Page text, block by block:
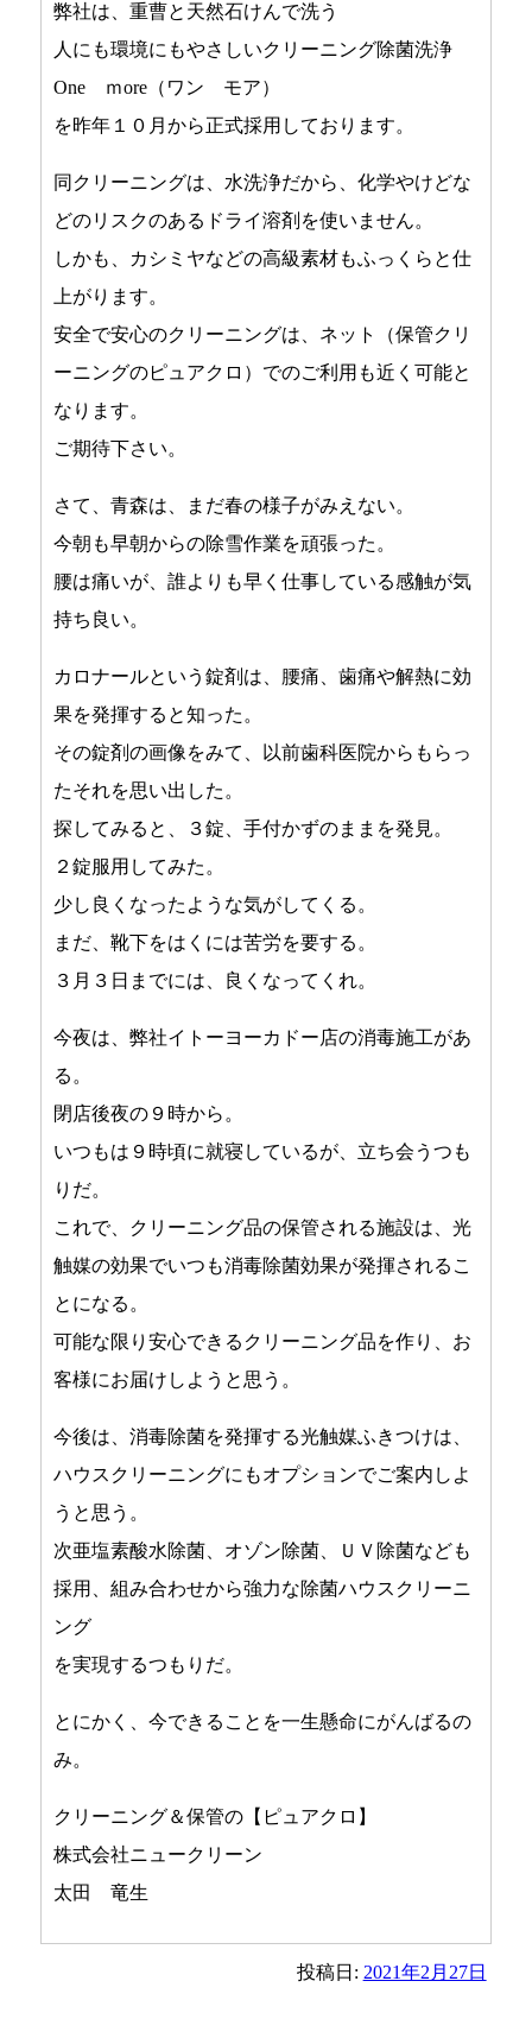
弊社は、重曹と天然石けんで洗う
人にも環境にもやさしいクリーニング除菌洗浄
One ｍore（ワン モア）
を昨年１０月から正式採用しております。
同クリーニングは、水洗浄だから、化学やけどな
どのリスクのあるドライ溶剤を使いません。
しかも、カシミヤなどの高級素材もふっくらと仕
上がります。
安全で安心のクリーニングは、ネット（保管クリ
ーニングのピュアクロ）でのご利用も近く可能と
なります。
ご期待下さい。
さて、青森は、まだ春の様子がみえない。
今朝も早朝からの除雪作業を頑張った。
腰は痛いが、誰よりも早く仕事している感触が気
持ち良い。
カロナールという錠剤は、腰痛、歯痛や解熱に効
果を発揮すると知った。
その錠剤の画像をみて、以前歯科医院からもらっ
たそれを思い出した。
探してみると、３錠、手付かずのままを発見。
２錠服用してみた。
少し良くなったような気がしてくる。
まだ、靴下をはくには苦労を要する。
３月３日までには、良くなってくれ。
今夜は、弊社イトーヨーカドー店の消毒施工があ
る。
閉店後夜の９時から。
いつもは９時頃に就寝しているが、立ち会うつも
りだ。
これで、クリーニング品の保管される施設は、光
触媒の効果でいつも消毒除菌効果が発揮されるこ
とになる。
可能な限り安心できるクリーニング品を作り、お
客様にお届けしようと思う。
今後は、消毒除菌を発揮する光触媒ふきつけは、
ハウスクリーニングにもオプションでご案内しよ
うと思う。
次亜塩素酸水除菌、オゾン除菌、ＵＶ除菌なども
採用、組み合わせから強力な除菌ハウスクリーニ
ング
を実現するつもりだ。
とにかく、今できることを一生懸命にがんばるの
み。
クリーニング＆保管の【ピュアクロ】
株式会社ニュークリーン
太田 竜生
投稿日: 2021年2月27日